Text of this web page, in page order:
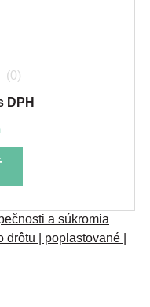
(0)
DPH
a súkromia
| poplastované |